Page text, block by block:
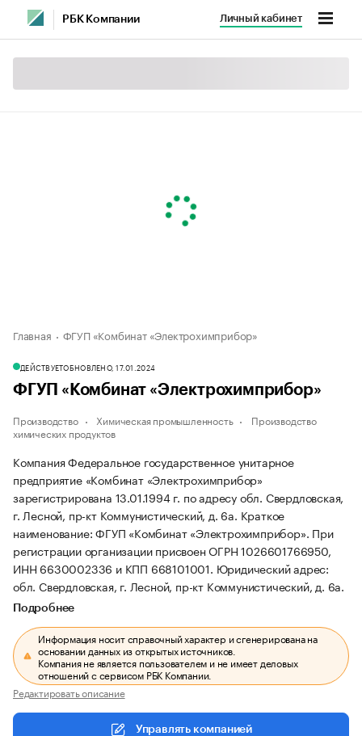
РБК Компании Личный кабинет
Главная ФГУП «Комбинат «Электрохимприбор»
ДЕЙСТВУЕТОБНОВЛЕНО, 17.01.2024
ФГУП «Комбинат «Электрохимприбор»
Производство Химическая промышленность
Производство
химических продуктов
Компания Федеральное государственное унитарное
предприятие «Комбинат «Электрохимприбор»
зарегистрирована 13.01.1994 г. по адресу обл. Свердловская,
г. Лесной, пр-кт Коммунистический, д. 6а. Краткое
наименование: ФГУП «Комбинат «Электрохимприбор». При
регистрации организации присвоен ОГРН 1026601766950,
ИНН 6630002336 и КПП 668101001. Юридический адрес:
обл. Свердловская, г. Лесной, пр-кт Коммунистический, д. 6а.
Подробнее
Информация носит справочный характер и сгенерирована на
основании данных из открытых источников.
Компания не является пользователем и не имеет деловых
отношений с сервисом РБК Компании.
Редактировать описание
Управлять компанией